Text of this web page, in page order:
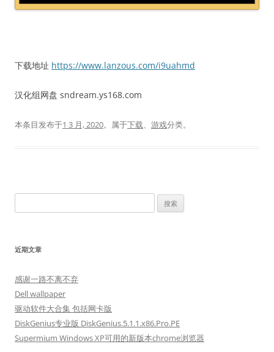
下载地址 https://www.lanzous.com/i9uahmd
汉化组网盘 sndream.ys168.com
本条目发布于1 3 月, 2020。属于下载、 游戏分类。
索：
近期文章
感谢一路不离不弃
Dell wallpaper
驱动软件大合集 包括网卡版
DiskGenius专业版 DiskGenius.5.1.1.x86.Pro.PE
Supermium Windows XP可用的新版本chrome浏览器